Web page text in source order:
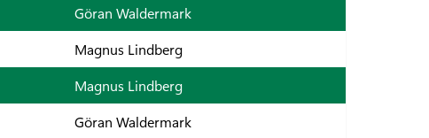
Göran Waldermark
Magnus Lindberg
Magnus Lindberg
Göran Waldermark